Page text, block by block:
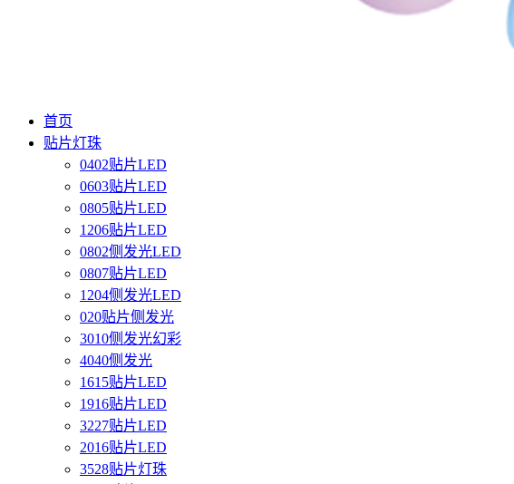
首页
贴片灯珠
0402贴片LED
0603贴片LED
0805贴片LED
1206贴片LED
0802侧发光LED
0807贴片LED
1204侧发光LED
020贴片侧发光
3010侧发光幻彩
4040侧发光
1615贴片LED
1916贴片LED
3227贴片LED
2016贴片LED
3528贴片灯珠